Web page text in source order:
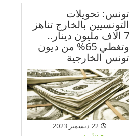
تونس: تحويلات
التونسيين بالخارج تناهز
7 الاف مليون دينار..
وتغطي 65% من ديون
تونس الخارجية